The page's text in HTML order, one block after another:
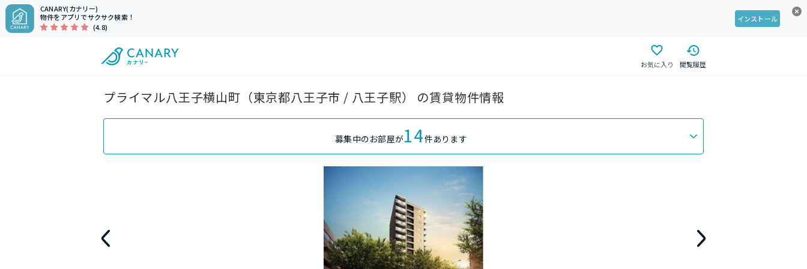
CANARY(カナリー)
物件をアプリでサクサク検索！
(4.8)
インストール
お気に入り 閲覧履歴
プライマル八王子横山町（東京都八王子市 / 八王子駅） の賃貸物件情報
募集中のお部屋が14件あります